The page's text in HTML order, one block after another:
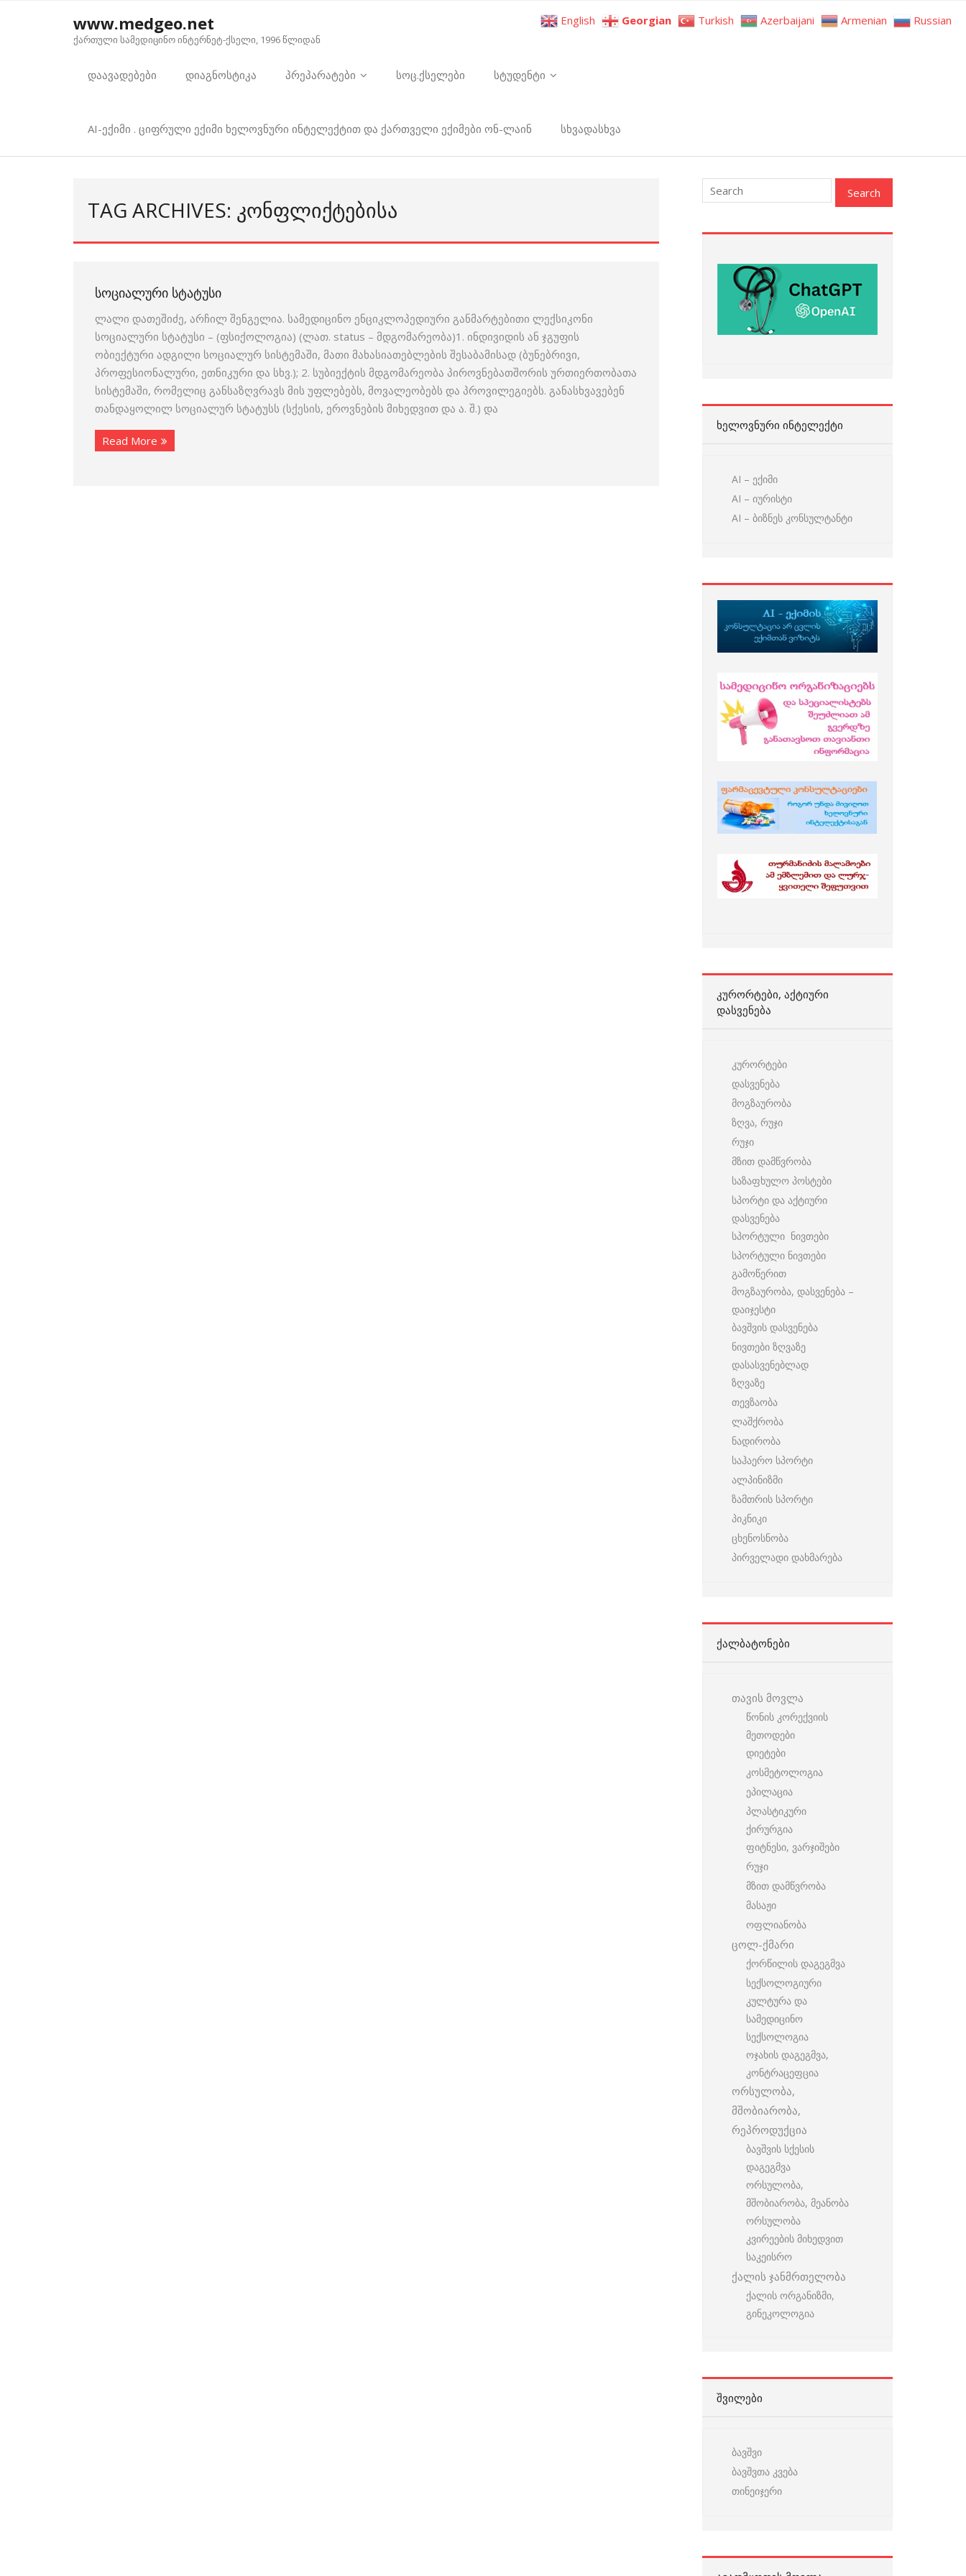
www.medgeo.net
ქართული სამედიცინო ინტერნეტ-ქსელი, 1996 წლიდან
დაავადებები დიაგნოსტიკა პრეპარატები სოც.ქსელები სტუდენტი
AI-ექიმი . ციფრული ექიმი ხელოვნური ინტელექტით და ქართველი ექიმები ონ-ლაინ სხვადასხვა
TAG ARCHIVES: ᲙᲝᲜᲤᲚᲘᲥᲢᲔᲑᲘᲡᲐ
ᲡᲝᲪᲘᲐᲚᲣᲠᲘ ᲡᲢᲐᲢᲣᲡᲘ
ლალი დათეშიძე, არჩილ შენგელია. სამედიცინო ენციკლოპედიური განმარტებითი ლექსიკონი
სოციალური სტატუსი – (ფსიქოლოგია) (ლათ. status – მდგომარეობა)1. ინდივიდის ან ჯგუფის
ობიექტური ადგილი სოციალურ სისტემაში, მათი მახასიათებლების შესაბამისად (ბუნებრივი,
პროფესიონალური, ეთნიკური და სხვ.); 2. სუბიექტის მდგომარეობა პიროვნებათშორის ურთიერთობათა
სისტემაში, რომელიც განსაზღვრავს მის უფლებებს, მოვალეობებს და პროვილეგიებს. განასხვავებენ
თანდაყოლილ სოციალურ სტატუსს (სქესის, ეროვნების მიხედვით და ა. შ.) და
Read More
ᲮᲔᲚᲝᲕᲜᲣᲠᲘ ᲘᲜᲢᲔᲚᲔᲥᲢᲘ
AI – ექიმი
AI – იურისტი
AI – ბიზნეს კონსულტანტი
ᲙᲣᲠᲝᲠᲢᲔᲑᲘ, ᲐᲥᲢᲘᲣᲠᲘ
ᲓᲐᲡᲕᲔᲜᲔᲑᲐ
კურორტები
დასვენება
მოგზაურობა
ზღვა, რუჯი
რუჯი
მზით დამწვრობა
საზაფხულო პოსტები
სპორტი და აქტიური
დასვენება
სპორტული ნივთები
სპორტული ნივთები
გამოწერით
მოგზაურობა, დასვენება –
დაიჯესტი
ბავშვის დასვენება
ნივთები ზღვაზე
დასასვენებლად
ზღვაზე
თევზაობა
ლაშქრობა
ნადირობა
საჰაერო სპორტი
ალპინიზმი
ზამთრის სპორტი
პიკნიკი
ცხენოსნობა
პირველადი დახმარება
ᲥᲐᲚᲑᲐᲢᲝᲜᲔᲑᲘ
თავის მოვლა
წონის კორექვიის
მეთოდები
დიეტები
კოსმეტოლოგია
ეპილაცია
პლასტიკური
ქირურგია
ფიტნესი, ვარჯიშები
რუჯი
მზით დამწვრობა
მასაჟი
ოფლიანობა
ცოლ-ქმარი
ქორწილის დაგეგმვა
სექსოლოგიური
კულტურა და
სამედიცინო
სექსოლოგია
ოჯახის დაგეგმვა,
კონტრაცეფცია
ორსულობა,
მშობიარობა,
რეპროდუქცია
ბავშვის სქესის
დაგეგმვა
ორსულობა,
მშობიარობა, მეანობა
ორსულობა
კვირეების მიხედვით
საკეისრო
ქალის ჯანმრთელობა
ქალის ორგანიზმი,
გინეკოლოგია
ᲨᲕᲘᲚᲔᲑᲘ
ბავშვი
ბავშვთა კვება
თინეიჯერი
English Georgian Turkish Azerbaijani Armenian Russian